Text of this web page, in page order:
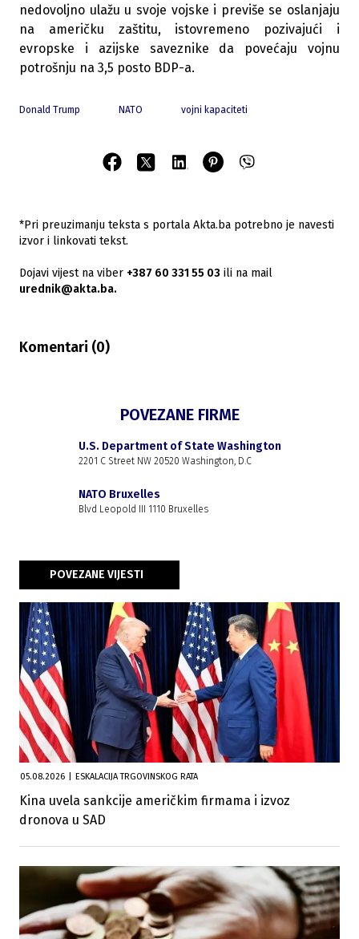
nedovoljno ulažu u svoje vojske i previše se oslanjaju
na američku zaštitu, istovremeno pozivajući i
evropske i azijske saveznike da povećaju vojnu
potrošnju na 3,5 posto BDP-a.
Donald Trump NATO vojni kapaciteti
*Pri preuzimanju teksta s portala Akta.ba potrebno je navesti
izvor i linkovati tekst.
Dojavi vijest na viber +387 60 331 55 03 ili na mail
urednik@akta.ba.
Komentari (0)
POVEZANE FIRME
U.S. Department of State Washington
2201 C Street NW 20520 Washington, D.C
NATO Bruxelles
Blvd Leopold III 1110 Bruxelles
POVEZANE VIJESTI
05.08.2026 ESKALACIJA TRGOVINSKOG RATA
Kina uvela sankcije američkim firmama i izvoz
dronova u SAD